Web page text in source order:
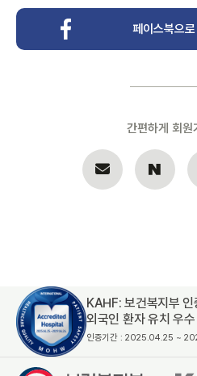
페이스북으
간편하게 회원
KAHF: 보건복지부 인
외국인 환자 유치 우
인증기간 : 2025.04.25 ~
개인정보 제공받는자
개인정보 보유 및 이용기간
수집 및 이용 목적 달성 시까지 보유하
지체없이 파기합니다.